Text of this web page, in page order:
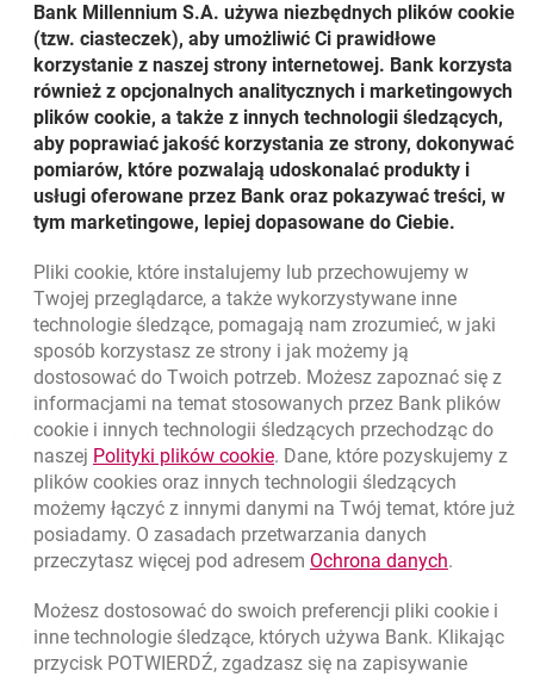
inwestycji w materiały dydaktyczne i sprzęt. Nasza oferta
powinna więc trafić w oczekiwania tej grupy zawodowej i
ułatwić finansowanie potrzeb. Zwłaszcza tych naukowych
– mówi Wioletta Pawińska, Kierująca Wydziałem Pożyczek
Gotówkowych
Regulamin pożyczki dostępny jest na
www.bankmillennium.pl.
Szczegółowe informacje można uzyskać w oddziałach
Banku oraz TeleMillennium pod numerem telefonu 801
Powrót do listy
Nawigacja dolna
Zadzwoń do nas
801 331 331
(+48) 22 598 40 40
Migam
Znajdź placówkę lub bankomat otwiera się w nowej karcie
Oceń nas otwiera się w nowej karcie
Bank Millennium S.A. używa niezbędnych plików cookie
(tzw. ciasteczek), aby umożliwić Ci prawidłowe
korzystanie z naszej strony internetowej. Bank korzysta
również z opcjonalnych analitycznych i marketingowych
plików cookie, a także z innych technologii śledzących,
aby poprawiać jakość korzystania ze strony, dokonywać
pomiarów, które pozwalają udoskonalać produkty i
usługi oferowane przez Bank oraz pokazywać treści, w
tym marketingowe, lepiej dopasowane do Ciebie.
Pliki cookie, które instalujemy lub przechowujemy w
Twojej przeglądarce, a także wykorzystywane inne
technologie śledzące, pomagają nam zrozumieć, w jaki
sposób korzystasz ze strony i jak możemy ją
dostosować do Twoich potrzeb. Możesz zapoznać się z
informacjami na temat stosowanych przez Bank plików
cookie i innych technologii śledzących przechodząc do
naszej Polityki plików cookielink otwiera się w nowym oknie
. Dane, które pozyskujemy z
plików cookies oraz innych technologii śledzących
możemy łączyć z innymi danymi na Twój temat, które już
posiadamy. O zasadach przetwarzania danych
przeczytasz więcej pod adresem Ochrona danychlink
.
Możesz dostosować do swoich preferencji pliki cookie i
inne technologie śledzące, których używa Bank. Klikając
przycisk POTWIERDŹ, zgadzasz się na zapisywanie